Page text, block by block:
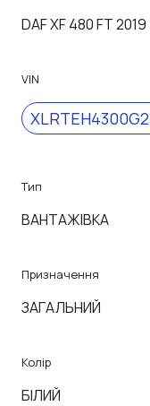
DAF XF 480 FT 2019
VIN
Тип
ВАНТАЖІВКА
Призначення
ЗАГАЛЬНИЙ
Колір
БІЛИЙ